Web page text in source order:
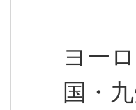
ヨー
国・